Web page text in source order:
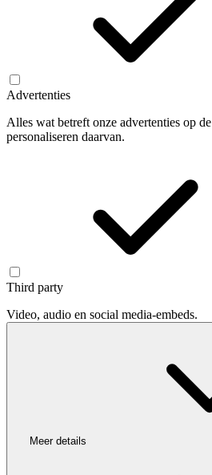
Advertenties
Alles wat betreft onze advertenties op
personaliseren daarvan.
Third party
Video, audio en social media-embeds.
Meer details